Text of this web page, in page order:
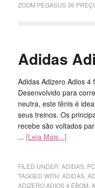
ZOOM PEGASUS 36
Adidas
Adidas Adizero Adios 4
Desenvolvido para
neutra, este tênis é
seus treinos. Os
recebe são voltados
... [Leia Mais...]
FILED UNDER:ADIDAS,
TAGGED WITH:ADIDAS,
ADIZERO ADIOS 4 ÉBOM